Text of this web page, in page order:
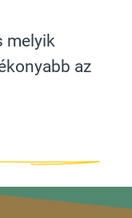
melyik
az